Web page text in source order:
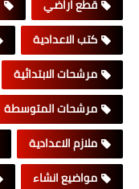
قطع اراضي
كتب الاعدادية
مرشحات الابتدائية
مرشحات المتوسطة
ملازم الاعدادية
مواضيع انشاء